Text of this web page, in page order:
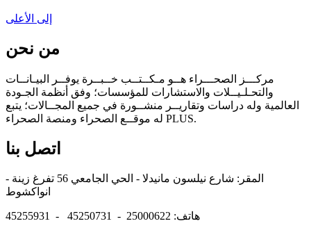
إلى الأعلى
من نحن
مركـــز الصحـــراء هــو مـكــتــب خــبــرة يوفــر البيـانــات
والتحـلـيــلات والاستشارات للمؤسسات؛ وفق أنظمة الجـودة
العالمية وله دراسات وتقاريــر منشــورة في جميع المجــالات؛ يتبع
له موقــع الصحراء ومنصة الصحراء PLUS.
اتصل بنا
المقر: شارع نيلسون مانيدلا - الحي الجامعي 56 تفرغ زينة -
هاتف: 25000622 - 45250731 - 45255931